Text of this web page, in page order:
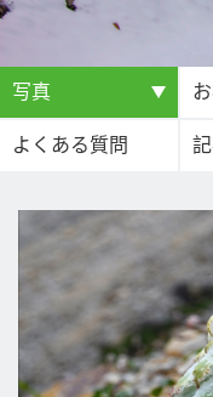
写真
よくある質問